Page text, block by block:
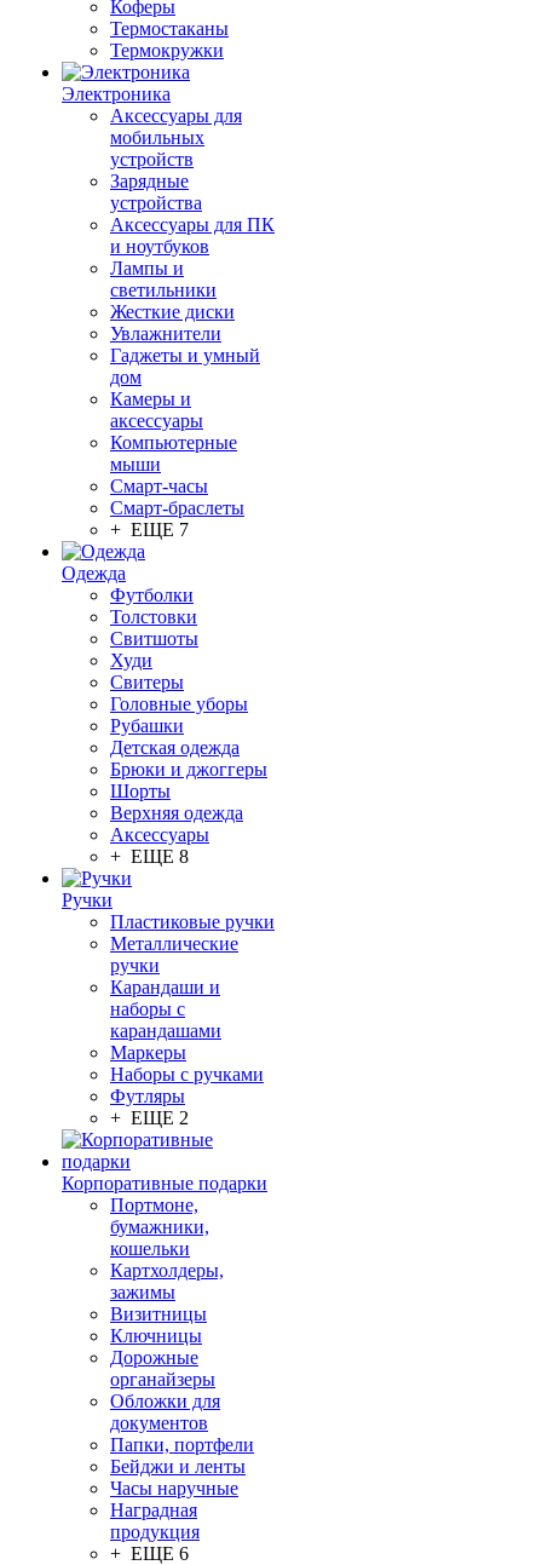
Коферы
Термостаканы
Термокружки
Электроника
Аксессуары для
мобильных
устройств
Зарядные
устройства
Аксессуары для ПК
и ноутбуков
Лампы и
светильники
Жесткие диски
Увлажнители
Гаджеты и умный
дом
Камеры и
аксессуары
Компьютерные
мыши
Смарт-часы
Смарт-браслеты
+ ЕЩЕ 7
Одежда
Футболки
Толстовки
Свитшоты
Худи
Свитеры
Головные уборы
Рубашки
Детская одежда
Брюки и джоггеры
Шорты
Верхняя одежда
Аксессуары
+ ЕЩЕ 8
Ручки
Пластиковые ручки
Металлические
ручки
Карандаши и
наборы с
карандашами
Маркеры
Наборы с ручками
Футляры
+ ЕЩЕ 2
Корпоративные подарки
Портмоне,
бумажники,
кошельки
Картхолдеры,
зажимы
Визитницы
Ключницы
Дорожные
органайзеры
Обложки для
документов
Папки, портфели
Бейджи и ленты
Часы наручные
Наградная
продукция
+ ЕЩЕ 6